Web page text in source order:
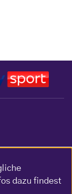
dazu findest